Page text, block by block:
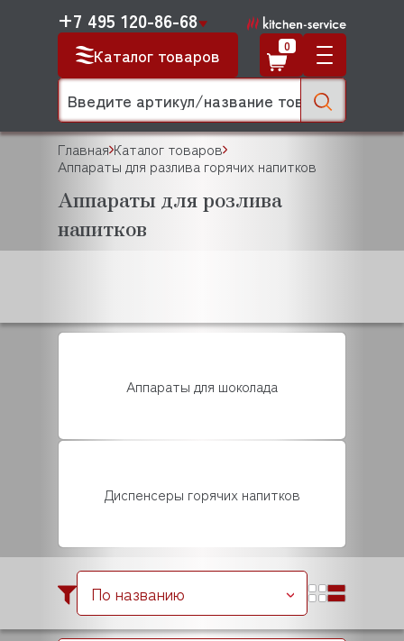
Каталог товаров
+7 495 120-86-68
0
Главная Каталог товаров
Аппараты для разлива горячих напитков
Аппараты для розлива
напитков
Аппараты для шоколада
Диспенсеры горячих напитков
По названию